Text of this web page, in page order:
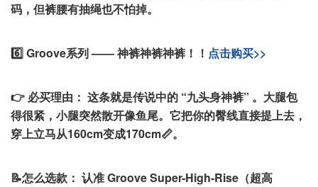
码，但裤腰有抽绳也不怕掉。
6️⃣ Groove系列 —— 神裤神裤神裤！！ 点击购买>>
👉 必买理由： 这条就是传说中的 “九头身神裤” 。大腿包
得很紧，小腿突然散开像鱼尾。它把你的臀线直接提上去，
穿上立马从160cm变成170cm📏。
📝怎么选款： 认准 Groove Super-High-Rise（超高